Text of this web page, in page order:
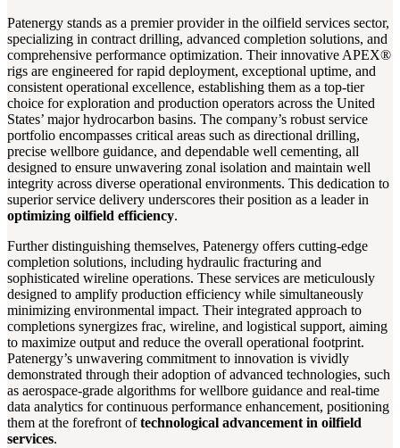
Patenergy stands as a premier provider in the oilfield services sector,
specializing in contract drilling, advanced completion solutions, and
comprehensive performance optimization. Their innovative APEX®
rigs are engineered for rapid deployment, exceptional uptime, and
consistent operational excellence, establishing them as a top-tier
choice for exploration and production operators across the United
States’ major hydrocarbon basins. The company’s robust service
portfolio encompasses critical areas such as directional drilling,
precise wellbore guidance, and dependable well cementing, all
designed to ensure unwavering zonal isolation and maintain well
integrity across diverse operational environments. This dedication to
superior service delivery underscores their position as a leader in
optimizing oilfield efficiency.
Further distinguishing themselves, Patenergy offers cutting-edge
completion solutions, including hydraulic fracturing and
sophisticated wireline operations. These services are meticulously
designed to amplify production efficiency while simultaneously
minimizing environmental impact. Their integrated approach to
completions synergizes frac, wireline, and logistical support, aiming
to maximize output and reduce the overall operational footprint.
Patenergy’s unwavering commitment to innovation is vividly
demonstrated through their adoption of advanced technologies, such
as aerospace-grade algorithms for wellbore guidance and real-time
data analytics for continuous performance enhancement, positioning
them at the forefront oftechnological advancement in oilfield
services.